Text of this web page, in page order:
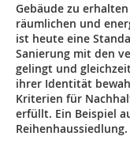
Gebäude zu
räumlichen und
ist heute eine
Sanierung mit den
gelingt und
ihrer Identität
Kriterien für
erfüllt. Ein Beispiel
Reihenhaussiedlung.